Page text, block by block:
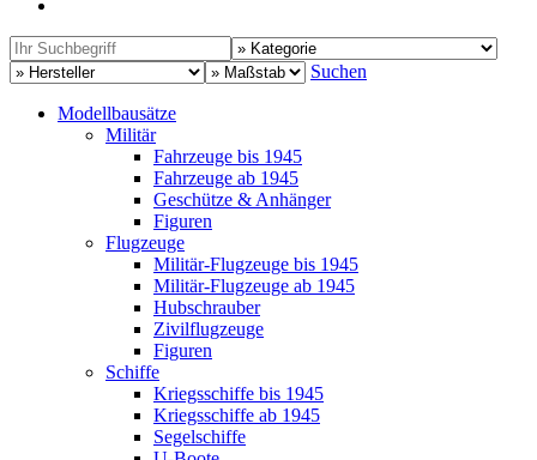
Suchen
Modellbausätze
Militär
Fahrzeuge bis 1945
Fahrzeuge ab 1945
Geschütze & Anhänger
Figuren
Flugzeuge
Militär-Flugzeuge bis 1945
Militär-Flugzeuge ab 1945
Hubschrauber
Zivilflugzeuge
Figuren
Schiffe
Kriegsschiffe bis 1945
Kriegsschiffe ab 1945
Segelschiffe